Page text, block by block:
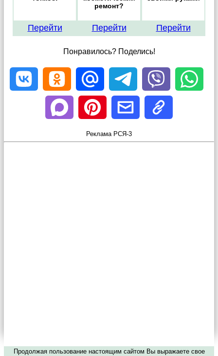
Перейти
ремонт?
Перейти Перейти
Понравилось? Поделись!
Реклама РСЯ-3
Продолжая пользование настоящим сайтом Вы выражаете свое